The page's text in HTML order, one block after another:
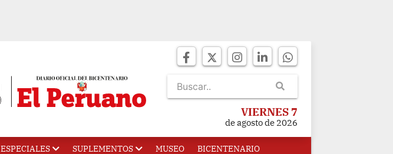
VIERNES 7
de agosto de 2026
ESPECIALES SUPLEMENTOS MUSEO BICENTENARIO